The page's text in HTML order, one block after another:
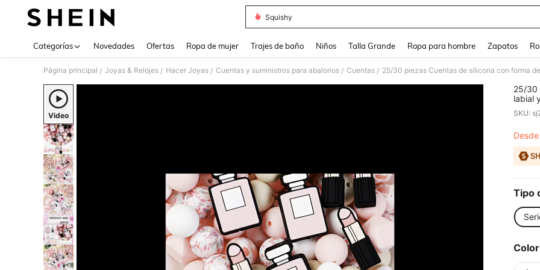
Squishy
Categorías Novedades Ofertas Ropa de mujer Trajes de baño Niños Talla Grande Ropa para hombre Zapatos
Página principal / Joyas & Relojes / Hacer Joyas / Cuentas y suministros para abalorios / Cuentas /
Video
25/30
labial
SKU:
Desde
Tipo
Color